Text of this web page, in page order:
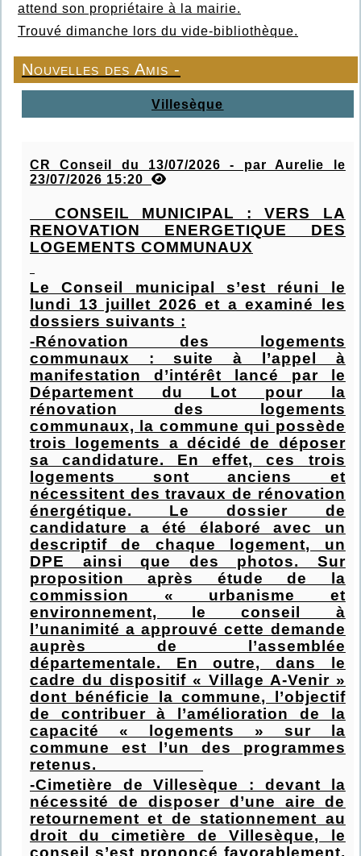
attend son propriétaire à la mairie.
Trouvé dimanche lors du vide-bibliothèque.
Nouvelles des Amis -
Villesèque
CR Conseil du 13/07/2026 - par Aurelie le
23/07/2026 15:20
CONSEIL MUNICIPAL : VERS LA
RENOVATION ENERGETIQUE DES
LOGEMENTS COMMUNAUX
Le Conseil municipal s’est réuni le
lundi 13 juillet 2026 et a examiné les
dossiers suivants :
-Rénovation des logements
communaux : suite à l’appel à
manifestation d’intérêt lancé par le
Département du Lot pour la
rénovation des logements
communaux, la commune qui possède
trois logements a décidé de déposer
sa candidature. En effet, ces trois
logements sont anciens et
nécessitent des travaux de rénovation
énergétique. Le dossier de
candidature a été élaboré avec un
descriptif de chaque logement, un
DPE ainsi que des photos. Sur
proposition après étude de la
commission « urbanisme et
environnement, le conseil à
l’unanimité a approuvé cette demande
auprès de l’assemblée
départementale. En outre, dans le
cadre du dispositif « Village A-Venir »
dont bénéficie la commune, l’objectif
de contribuer à l’amélioration de la
capacité « logements » sur la
commune est l’un des programmes
retenus.
-Cimetière de Villesèque : devant la
nécessité de disposer d’une aire de
retournement et de stationnement au
droit du cimetière de Villesèque, le
conseil s’est prononcé favorablement,